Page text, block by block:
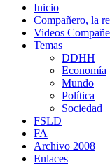
Inicio
Compañero, la
Videos
Temas
DDHH
Economía
Mundo
Política
Sociedad
FSLD
FA
Archivo 2008
Enlaces